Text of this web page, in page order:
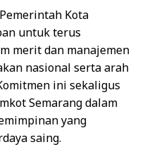
Kota
untuk terus
merit dan manajemen
nasional serta arah
ini sekaligus
Semarang dalam
yang
saing.